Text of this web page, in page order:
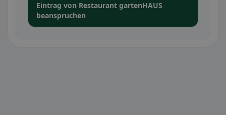
Eintrag von Restaurant gartenHAUS
beanspruchen